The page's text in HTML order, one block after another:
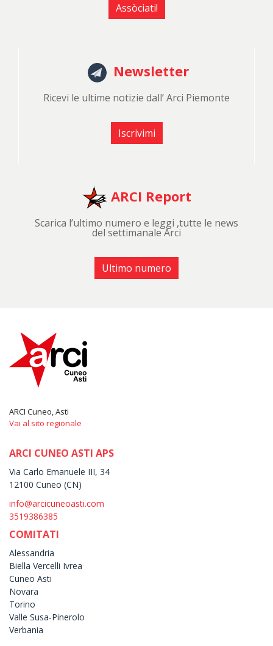
Assòciati!
Newsletter
Ricevi le ultime notizie dall’ Arci Piemonte
Iscrivimi
ARCI Report
Scarica l’ultimo numero e leggi ,tutte le news
del settimanale Arci
Ultimo numero
ARCI Cuneo, Asti
Vai al sito regionale
ARCI CUNEO ASTI APS
Via Carlo Emanuele III, 34
12100 Cuneo (CN)
info@arcicuneoasti.com
3519386385
COMITATI
Alessandria
Biella Vercelli Ivrea
Cuneo Asti
Novara
Torino
Valle Susa-Pinerolo
Verbania